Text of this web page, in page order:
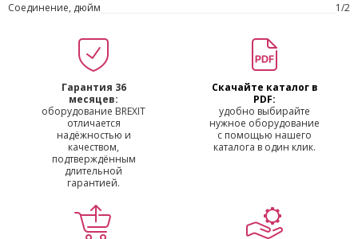
Соединение, дюйм
1/2
Гарантия 36
месяцев:
оборудование BREXIT
отличается
надёжностью и
качеством,
подтверждённым
длительной
гарантией.
Скачайте каталог в
PDF:
удобно выбирайте
нужное оборудование
с помощью нашего
каталога в один клик.